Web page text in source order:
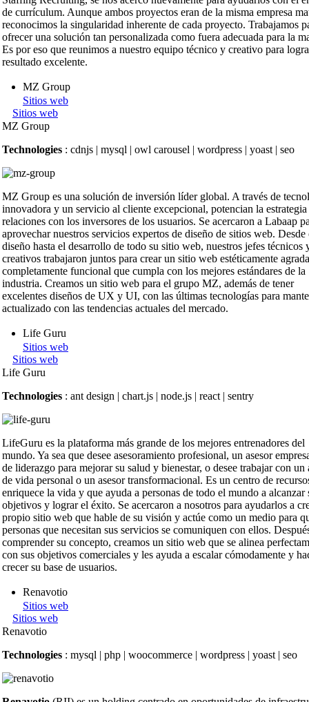
de currículum. Aunque ambos proyectos eran de la misma empresa
reconocimos la singularidad inherente de cada proyecto. Trabajamos
ofrecer una solución tan personalizada como fuera adecuada para la
Es por eso que reunimos a nuestro equipo técnico y creativo para
resultado excelente.
MZ Group
Sitios web
Sitios web
MZ Group
Technologies : cdnjs | mysql | owl carousel | wordpress | yoast | seo
MZ Group es una solución de inversión líder global. A través de
innovadora y un servicio al cliente excepcional, potencian la estrategia
relaciones con los inversores de los usuarios. Se acercaron a Labaap
aprovechar nuestros servicios expertos de diseño de sitios web. Desde
diseño hasta el desarrollo de todo su sitio web, nuestros jefes técnicos
creativos trabajaron juntos para crear un sitio web estéticamente
completamente funcional que cumpla con los mejores estándares de la
industria. Creamos un sitio web para el grupo MZ, además de tener
excelentes diseños de UX y UI, con las últimas tecnologías para
actualizado con las tendencias actuales del mercado.
Life Guru
Sitios web
Sitios web
Life Guru
Technologies : ant design | chart.js | node.js | react | sentry
LifeGuru es la plataforma más grande de los mejores entrenadores del
mundo. Ya sea que desee asesoramiento profesional, un asesor
de liderazgo para mejorar su salud y bienestar, o desee trabajar con un
de vida personal o un asesor transformacional. Es un centro de
enriquece la vida y que ayuda a personas de todo el mundo a alcanzar
objetivos y lograr el éxito. Se acercaron a nosotros para ayudarlos a
propio sitio web que hable de su visión y actúe como un medio para
personas que necesitan sus servicios se comuniquen con ellos.
comprender su concepto, creamos un sitio web que se alinea
con sus objetivos comerciales y les ayuda a escalar cómodamente y
crecer su base de usuarios.
Renavotio
Sitios web
Sitios web
Renavotio
Technologies : mysql | php | woocommerce | wordpress | yoast | seo